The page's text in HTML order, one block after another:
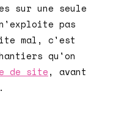
sur une seule
pas
mal, c'est
qu'on
de site, avant